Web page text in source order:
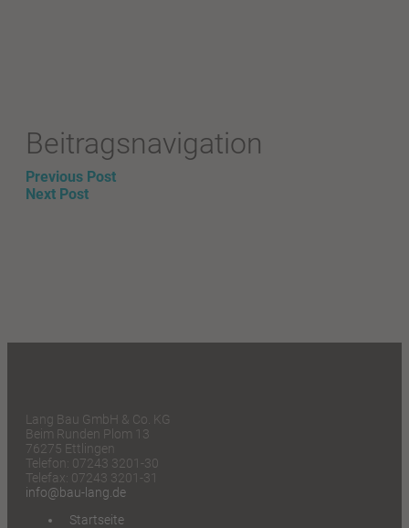
Beitragsnavigation
Previous Post
Next Post
Lang Bau GmbH & Co. KG
Beim Runden Plom 13
76275 Ettlingen
Telefon: 07243 3201-30
Telefax: 07243 3201-31
info@bau-lang.de
Startseite